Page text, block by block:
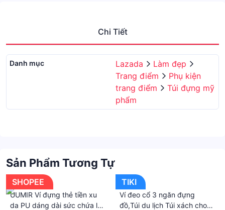
Chi Tiết
Danh mục Lazada
Làm đẹp
Trang điểm
Phụ kiện
trang điểm
Túi đựng mỹ
phẩm
Sản Phẩm Tương Tự
SHOPEE
UUMIR Ví đựng thẻ tiền xu
da PU dáng dài sức chứa lớn
TIKI
Ví đeo cổ 3 ngăn đựng
đồ,Túi du lịch Túi xách cho